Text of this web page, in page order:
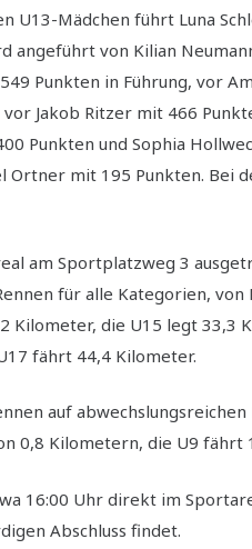
U13-Mädchen führt Luna
angeführt von Kilian
Punkten in Führung, vor
Jakob Ritzer mit 466
Punkten und Sophia
Ortner mit 195 Punkten. Bei
am Sportplatzweg 3
für alle Kategorien,
die U15 legt 33,3
fährt 44,4 Kilometer.
auf
0,8 Kilometern, die U9
16:00 Uhr direkt im
Abschluss findet.